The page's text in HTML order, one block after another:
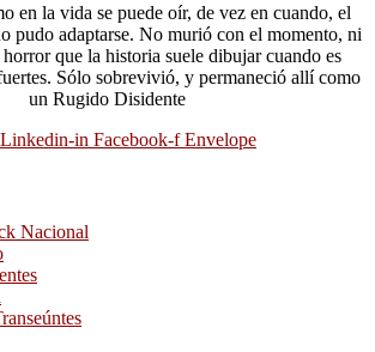
en la vida se puede oír, de vez en cuando, el
pudo adaptarse. No murió con el momento, ni
que la historia suele dibujar cuando es
Sólo sobrevivió, y permaneció allí como
un Rugido Disidente
Linkedin-in Facebook-f Envelope
Nacional